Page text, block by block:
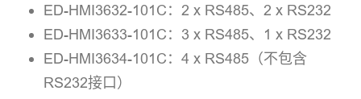
ED-HMI3632-101C：2 x RS485、2 x RS232
ED-HMI3633-101C：3 x RS485、1 x RS232
ED-HMI3634-101C：4 x RS485（不包含
RS232接口）